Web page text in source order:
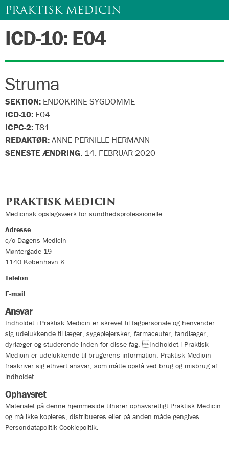
Gå
PRAKTISK MEDICIN
ICD-10: E04
Struma
SEKTION: ENDOKRINE SYGDOMME
ICD-10: E04
ICPC-2:T81
REDAKTØR:ANNE PERNILLE HERMANN
SENESTE ÆNDRING: 14. FEBRUAR 2020
PRAKTISK MEDICIN
Medicinsk opslagsværk for sundhedsprofessionelle
Adresse
c/o Dagens Medicin
Møntergade 19
1140 København K
Telefon:
E-mail:
Ansvar
Indholdet i Praktisk Medicin er skrevet til fagpersonale og henvender
sig udelukkende til læger, sygeplejersker, farmaceuter, tandlæger,
dyrlæger og studerende inden for disse fag. Indholdet i Praktisk
Medicin er udelukkende til brugerens information. Praktisk Medicin
fraskriver sig ethvert ansvar, som måtte opstå ved brug og misbrug af
indholdet.
Ophavsret
Materialet på denne hjemmeside tilhører ophavsretligt Praktisk Medicin
og må ikke kopieres, distribueres eller på anden måde gengives.
Persondatapolitik Cookiepolitik.